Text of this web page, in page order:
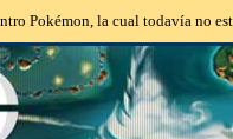
Pokémon, la cual todavía no